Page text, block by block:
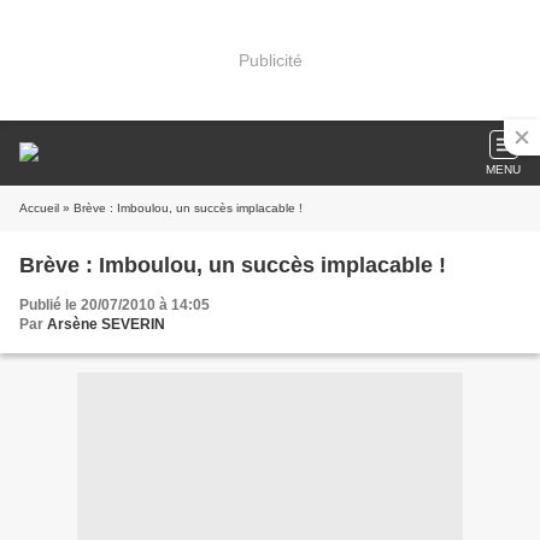
Publicité
MENU
Accueil » Brève : Imboulou, un succès implacable !
Brève : Imboulou, un succès implacable !
Publié le 20/07/2010 à 14:05
Par Arsène SEVERIN